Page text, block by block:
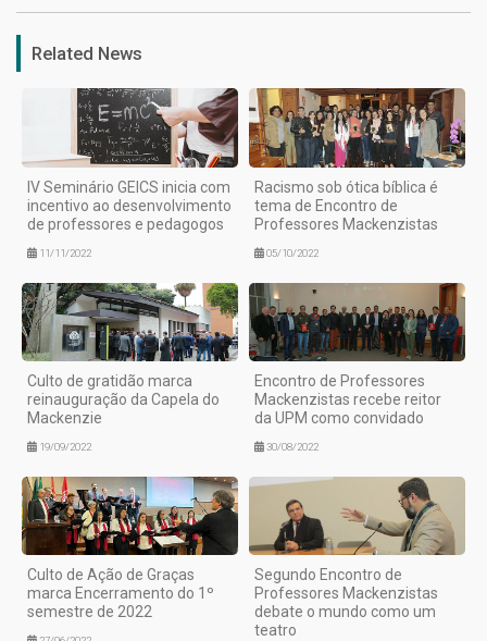
Related News
IV Seminário GEICS inicia com
incentivo ao desenvolvimento
de professores e pedagogos
11/11/2022
Racismo sob ótica bíblica é
tema de Encontro de
Professores Mackenzistas
05/10/2022
Culto de gratidão marca
reinauguração da Capela do
Mackenzie
19/09/2022
Encontro de Professores
Mackenzistas recebe reitor
da UPM como convidado
30/08/2022
Culto de Ação de Graças
marca Encerramento do 1º
semestre de 2022
Segundo Encontro de
Professores Mackenzistas
debate o mundo como um
teatro